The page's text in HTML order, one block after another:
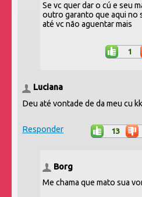
Se vc quer dar o cú e seu
outro garanto que aqui no
até vc não aguentar mais
1
Luciana
Deu até vontade de da meu cu
Responder 13
Borg
Me chama que mato sua